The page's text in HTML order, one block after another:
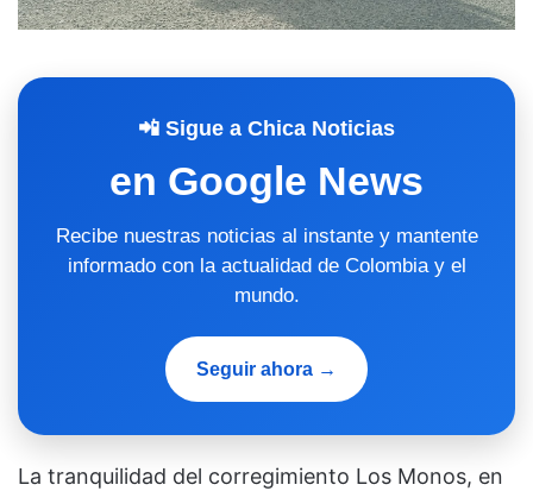
📲 Sigue a Chica Noticias
en Google News
Recibe nuestras noticias al instante y mantente
informado con la actualidad de Colombia y el
mundo.
Seguir ahora →
La tranquilidad del corregimiento Los Monos, en